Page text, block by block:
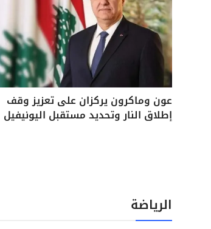
عون وماكرون يركزان على تعزيز وقف
إطلاق النار وتحديد مستقبل اليونيفيل
الرياضة